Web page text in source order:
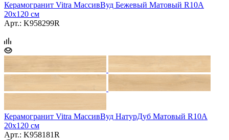
Керамогранит Vitra МассивВуд Бежевый Матовый R10А
20x120 см
Арт.: K958299R
Керамогранит Vitra МассивВуд НатурДуб Матовый R10А
20x120 см
Арт.: K958181R